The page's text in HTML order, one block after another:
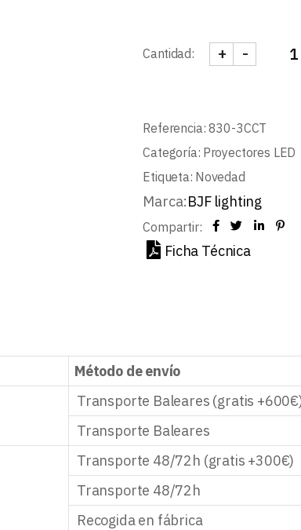
Cantidad: -
+
Referencia: 830-3CCT
Categoría: Proyectores LED
Etiqueta: Novedad
Marca:BJF lighting
Compartir:
Ficha Técnica
Método de envío
Transporte Baleares (gratis
Transporte Baleares
Transporte 48/72h (gratis +300€)
Transporte 48/72h
Recogida en fábrica